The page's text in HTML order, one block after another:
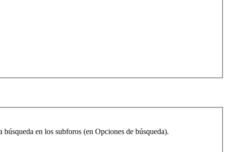
en los subforos (en Opciones de búsqueda).